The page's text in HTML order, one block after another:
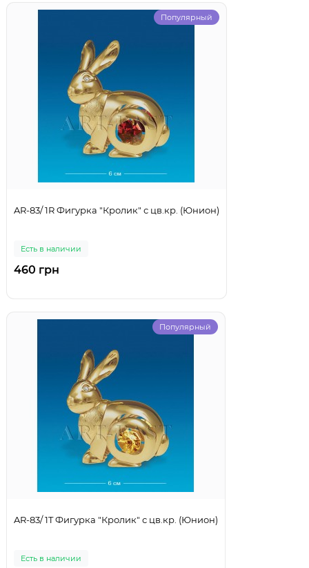
Популярный
AR-83/ 1R Фигурка "Кролик" с цв.кр. (Юнион)
Есть в наличии
460 грн
Популярный
AR-83/ 1T Фигурка "Кролик" с цв.кр. (Юнион)
Есть в наличии